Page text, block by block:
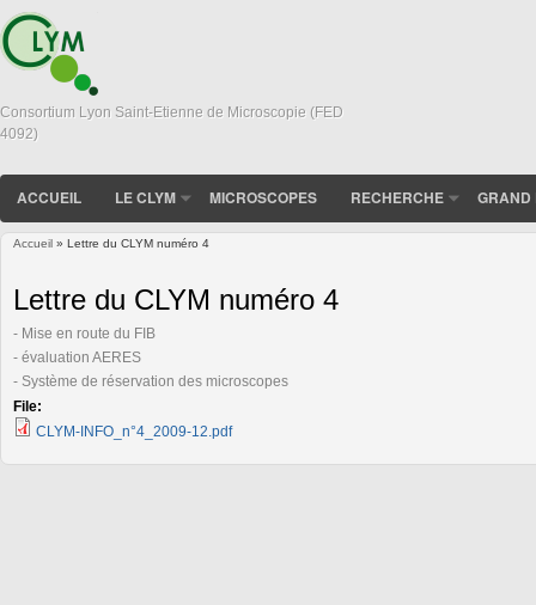
Consortium Lyon Saint-Etienne de Microscopie (FED
4092)
ACCUEIL LE CLYM MICROSCOPES RECHERCHE GRAND
Accueil » Lettre du CLYM numéro 4
Lettre du CLYM numéro 4
- Mise en route du FIB
- évaluation AERES
- Système de réservation des microscopes
File:
CLYM-INFO_n°4_2009-12.pdf